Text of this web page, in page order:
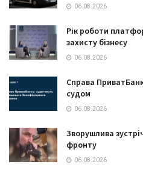
06.08.2026
Рік роботи
захисту бізнесу
06.08.2026
Справа
судом
06.08.2026
Зворушлива
фронту
06.08.2026